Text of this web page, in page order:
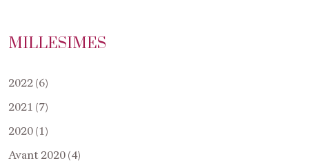
MILLESIMES
2022 (6)
2021 (7)
2020 (1)
Avant 2020 (4)